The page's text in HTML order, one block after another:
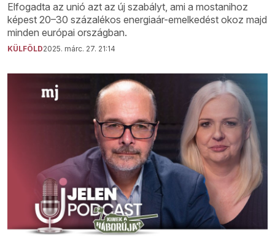
Elfogadta az unió azt az új szabályt, ami a mostanihoz
képest 20–30 százalékos energiaár-emelkedést okoz majd
minden európai országban.
KÜLFÖLD2025. márc. 27. 21:14